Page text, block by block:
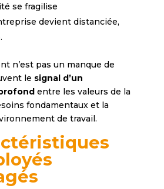
se fragilise
devient distanciée,
n’est pas un manque de
le signal d’un
entre les valeurs de la
fondamentaux et la
de travail.